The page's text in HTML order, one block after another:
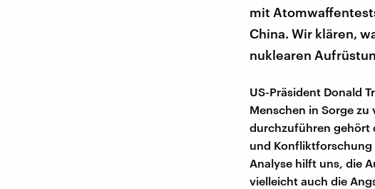
mit
China. Wir klären,
nuklearen
US-Präsident Donald
Menschen in Sorge
durchzuführen gehört
und Konfliktforschung
Analyse hilft uns, die
vielleicht auch die